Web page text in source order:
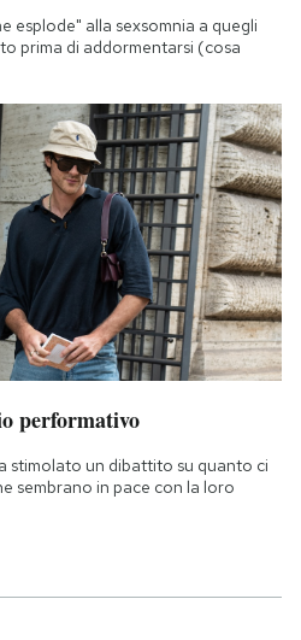
esplode" alla sexsomnia a quegli
prima di addormentarsi (cosa
performativo
stimolato un dibattito su quanto ci
sembrano in pace con la loro